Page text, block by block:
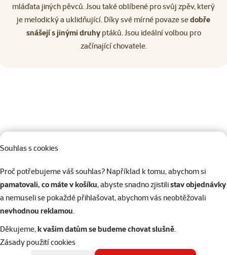
Souhlas s cookies
Proč potřebujeme váš souhlas? Například k tomu, abychom si
pamatovali, co máte v košíku, abyste snadno zjistilistav objednávky
a nemuseli se pokaždé přihlašovat, abychom vás neobtěžovali
nevhodnou reklamou.
Děkujeme,k vašim datům se budeme chovat slušně.
Zásady použití cookies
mláďata jiných pěvců. Jsou také oblíbené pro svůj zpěv, který
je melodický a uklidňující. Díky své mírné povaze sedobře
snášejí s jinými druhy ptáků. Jsou ideální volbou pro
začínající chovatele.
Vše, co potřebujete vědět o Chůvičce japonské